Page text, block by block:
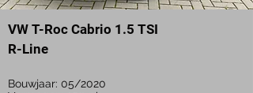
VW T-Roc Cabrio 1.5 TSI
R-Line
Bouwjaar: 05/2020